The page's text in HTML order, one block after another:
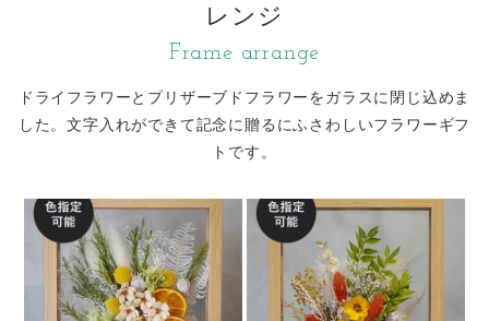
レンジ
Frame arrange
ドライフラワーとプリザーブドフラワーをガラスに閉じ込めま
した。文字入れができて記念に贈るにふさわしいフラワーギフ
トです。